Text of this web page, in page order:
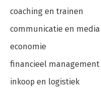
coaching en trainen
communicatie en media
economie
financieel management
inkoop en logistiek